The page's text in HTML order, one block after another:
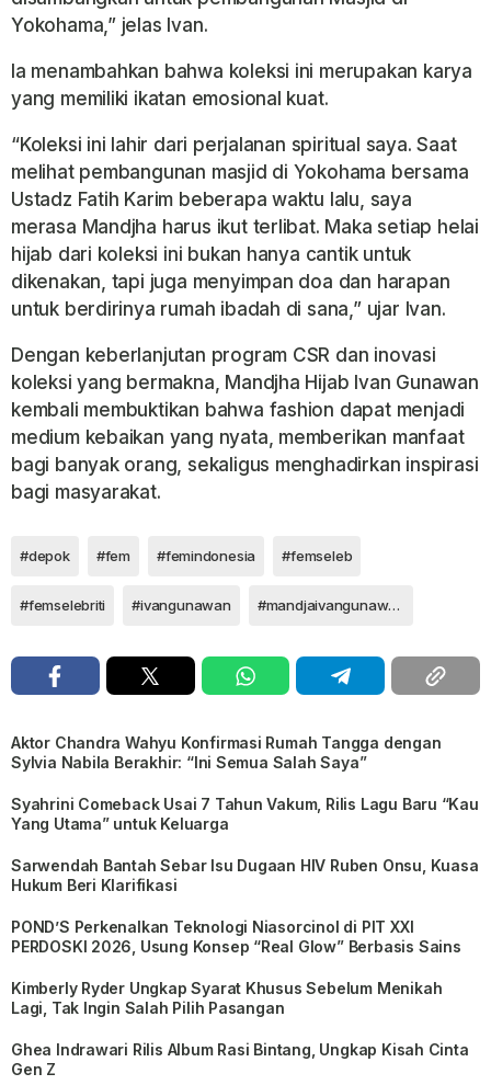
Yokohama,” jelas Ivan.
Ia menambahkan bahwa koleksi ini merupakan karya
yang memiliki ikatan emosional kuat.
“Koleksi ini lahir dari perjalanan spiritual saya. Saat
melihat pembangunan masjid di Yokohama bersama
Ustadz Fatih Karim beberapa waktu lalu, saya
merasa Mandjha harus ikut terlibat. Maka setiap helai
hijab dari koleksi ini bukan hanya cantik untuk
dikenakan, tapi juga menyimpan doa dan harapan
untuk berdirinya rumah ibadah di sana,” ujar Ivan.
Dengan keberlanjutan program CSR dan inovasi
koleksi yang bermakna, Mandjha Hijab Ivan Gunawan
kembali membuktikan bahwa fashion dapat menjadi
medium kebaikan yang nyata, memberikan manfaat
bagi banyak orang, sekaligus menghadirkan inspirasi
bagi masyarakat.
#depok #fem #femindonesia #femseleb
#femselebriti #ivangunawan #mandjaivangunawan
Aktor Chandra Wahyu Konfirmasi Rumah Tangga dengan
Sylvia Nabila Berakhir: “Ini Semua Salah Saya”
Syahrini Comeback Usai 7 Tahun Vakum, Rilis Lagu Baru “Kau
Yang Utama” untuk Keluarga
Sarwendah Bantah Sebar Isu Dugaan HIV Ruben Onsu, Kuasa
Hukum Beri Klarifikasi
POND’S Perkenalkan Teknologi Niasorcinol di PIT XXI
PERDOSKI 2026, Usung Konsep “Real Glow” Berbasis Sains
Kimberly Ryder Ungkap Syarat Khusus Sebelum Menikah
Lagi, Tak Ingin Salah Pilih Pasangan
Ghea Indrawari Rilis Album Rasi Bintang, Ungkap Kisah Cinta
Gen Z